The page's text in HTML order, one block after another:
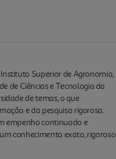
Superior de Agronomia,
de Ciências e Tecnologia da
de temas, o que
e da pesquisa rigorosa.
empenho continuado e
conhecimento exato, rigoroso